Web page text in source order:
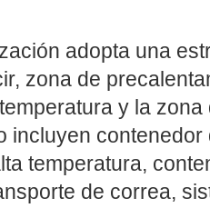
adopta una
zona de
y la
incluyen
temperatura,
de correa,